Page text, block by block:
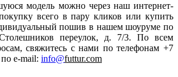
модель можно через наш интернет-
всего в пару кликов или купить
пошив в нашем шоуруме по
переулок, д. 7/3. По всем
свяжитесь с нами по телефонам +7
e-mail: info@futtur.com